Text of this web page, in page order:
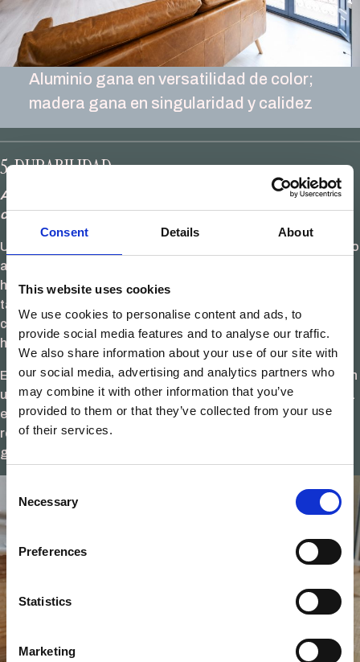
Consent Details About
This website uses cookies
We use cookies to personalise content and ads, to
provide social media features and to analyse our traffic.
We also share information about your use of our site with
our social media, advertising and analytics partners who
may combine it with other information that you’ve
provided to them or that they’ve collected from your use
of their services.
Selection
Necessary
Preferences
Statistics
Marketing
Aluminio gana en versatilidad de color;
madera gana en singularidad y calidez
5. DURABILIDAD
Ambos materiales son muy duraderos, pero la madera de
calidad puede superar los 50 años de vida útil.
Una ventana de madera bien fabricada y con mantenimiento
adecuado puede durar más de 50 años. Los edificios
históricos de toda Europa así lo demuestran. El aluminio
también es muy duradero y resiste bien los agentes
climáticos, especialmente en zonas costeras o de alta
humedad.
En condiciones normales de uso, ambos materiales ofrecen
una vida útil excelente cuando son de calidad. La diferencia
está en que la madera, al ser un material natural, puede
restaurarse y renovarse. El aluminio, una vez deteriorado,
generalmente requiere sustitución completa.